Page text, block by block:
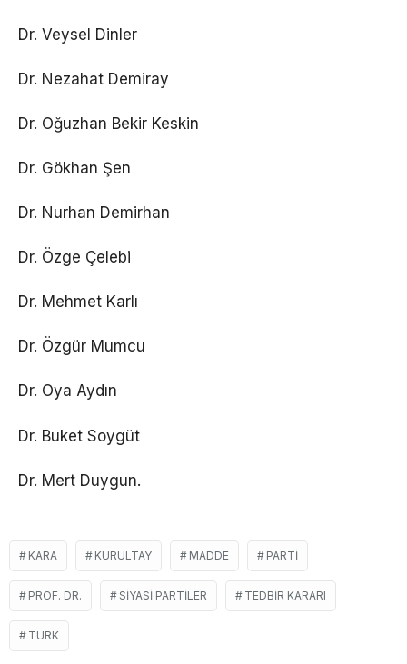
Dr. Veysel Dinler
Dr. Nezahat Demiray
Dr. Oğuzhan Bekir Keskin
Dr. Gökhan Şen
Dr. Nurhan Demirhan
Dr. Özge Çelebi
Dr. Mehmet Karlı
Dr. Özgür Mumcu
Dr. Oya Aydın
Dr. Buket Soygüt
Dr. Mert Duygun.
KARA KURULTAY MADDE PARTI
PROF. DR. SIYASI PARTILER TEDBIR KARARI
TÜRK